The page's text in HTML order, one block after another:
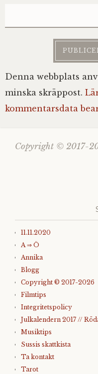
Denna webbplats
minska skräppost.
kommentarsdata
Copyright © 2017-
11.11.2020
A ⇒ Ö
Annika
Blogg
Copyright © 2017-2026
Filmtips
Integritetspolicy
Julkalendern 2017 //
Musiktips
Sussis skattkista
Ta kontakt
Tarot